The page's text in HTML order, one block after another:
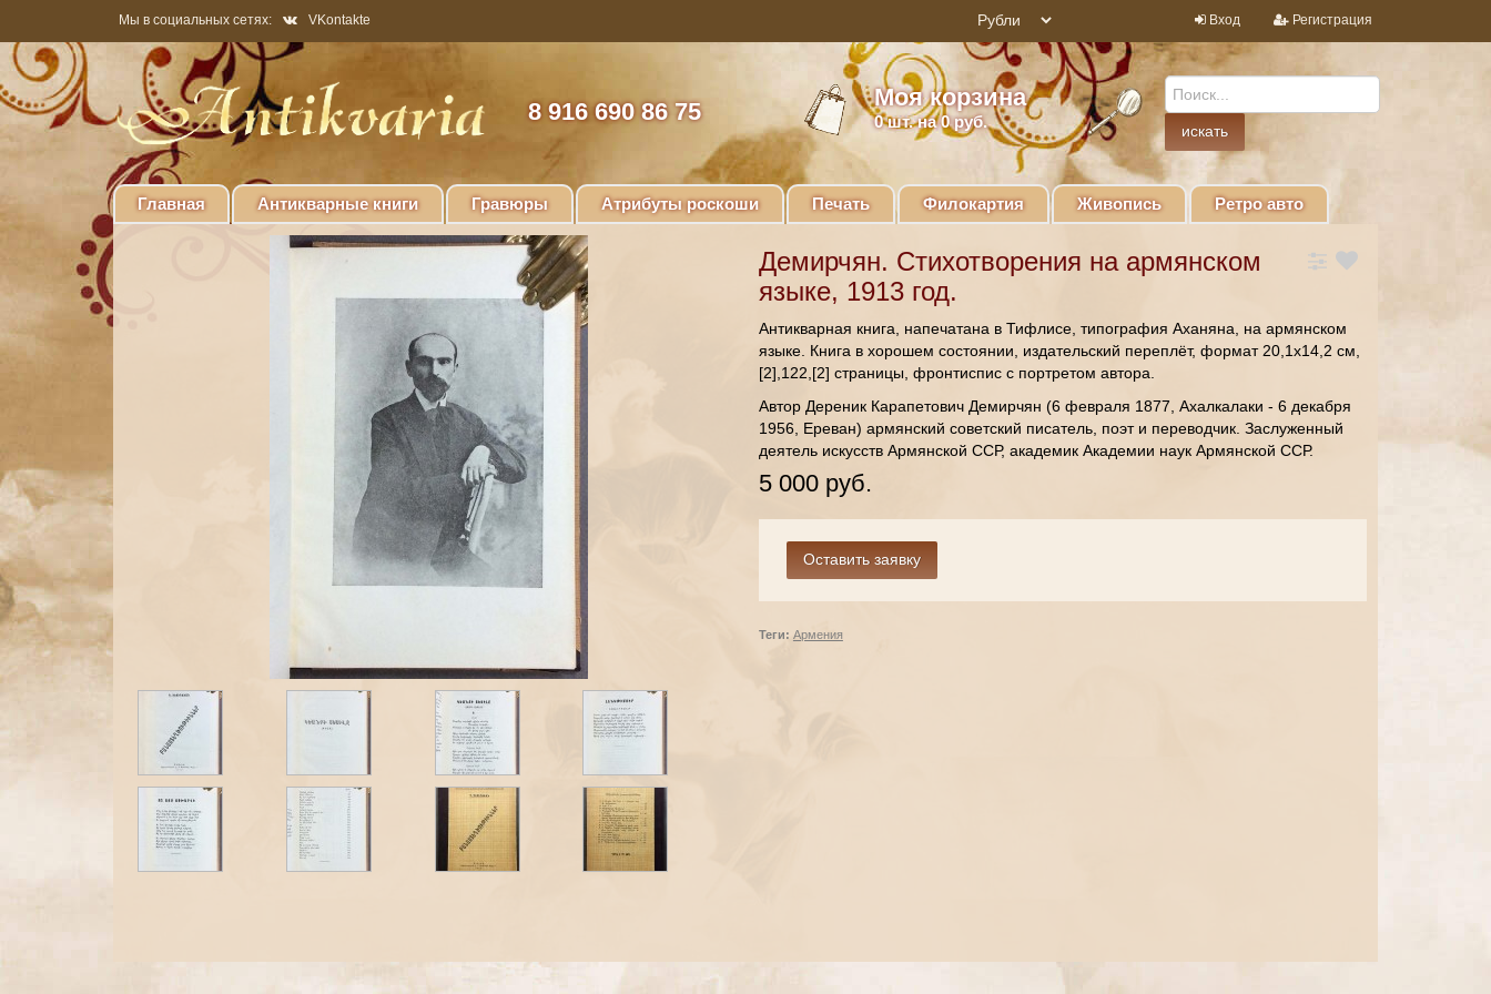
Мы в социальных сетях: VKontakte Вход Регистрация
8 916 690 86 75
Моя корзина
0шт. на 0 руб.
Главная Антикварные книги Гравюры Атрибуты роскоши Печать Филокартия Живопись Ретро авто
Демирчян. Стихотворения на армянском
языке, 1913 год.
Антикварная книга, напечатана в Тифлисе, типография Аханяна, на армянском
языке. Книга в хорошем состоянии, издательский переплёт, формат 20,1х14,2 см,
[2],122,[2] страницы, фронтиспис с портретом автора.
Автор Дереник Карапетович Демирчян (6 февраля 1877, Ахалкалаки - 6 декабря
1956, Ереван) армянский советский писатель, поэт и переводчик. Заслуженный
деятель искусств Армянской ССР, академик Академии наук Армянской ССР.
5 000 руб.
Теги: Армения